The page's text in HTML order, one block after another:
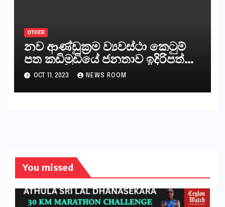
OTHER
නව ආණ්ඩුක්‍රම ව්‍යවස්ථා කෙටුම්
පත කඩිමුඩියේ ජනතාව ඉදිරිපත්
කරන්නේ?
OCT 11, 2023 NEWS ROOM
You missed